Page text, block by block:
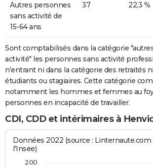
Autres personnes
sans activité de
15-64 ans
37 22,3 %
Sont comptabilisés dans la catégorie
activité" les personnes sans activité
n'entrant ni dans la catégorie des retraités
étudiants ou stagiaires. Cette catégorie
notamment les hommes et femmes au
personnes en incapacité de travailler.
CDI, CDD et intérimaires à
Données 2022 (source : Linternaute.com
l'Insee)
200